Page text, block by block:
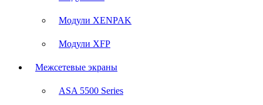
Модули XENPAK
Модули XFP
Межсетевые экраны
ASA 5500 Series